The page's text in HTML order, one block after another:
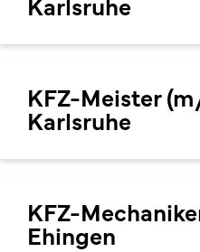
KFZ-Meister
Karlsruhe
KFZ-
Ehingen